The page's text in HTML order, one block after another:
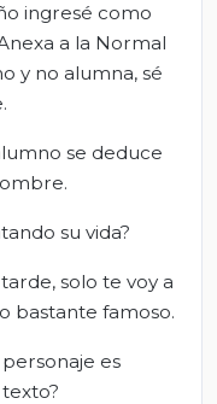
ingresé como
a la Normal
y no alumna, sé
se deduce
su vida?
solo te voy a
bastante famoso.
es